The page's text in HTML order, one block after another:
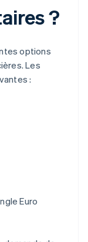
?
options
Les
:
Euro